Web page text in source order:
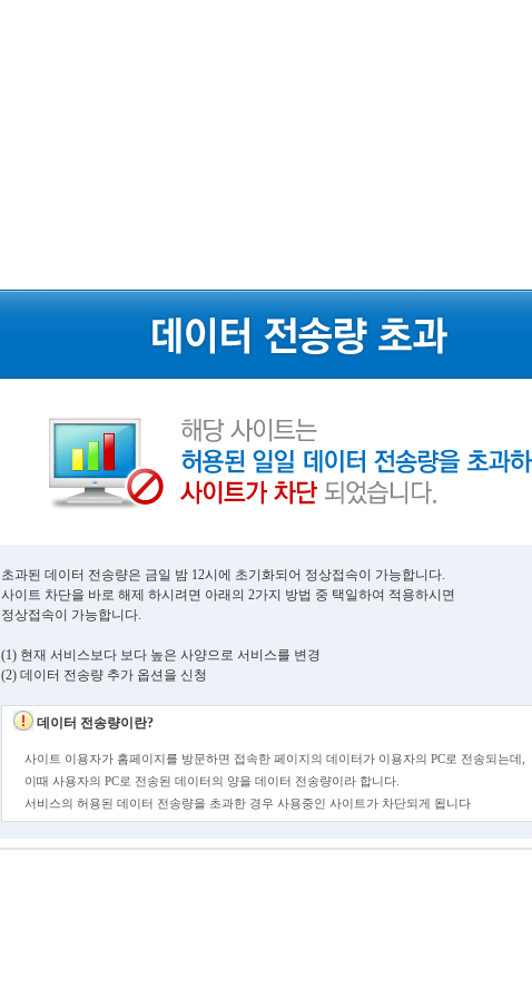
초과된 데이터 전송량은 금일 밤 12시에 초기화되어 정상접속이 가능합니다.
사이트 차단을 바로 해제 하시려면 아래의 2가지 방법 중 택일하여 적용하시면
정상접속이 가능합니다.
(1) 현재 서비스보다 보다 높은 사양으로 서비스를 변경
(2) 데이터 전송량 추가 옵션을 신청
데이터 전송량이란?
사이트 이용자가 홈페이지를 방문하면 접속한 페이지의 데이터가 이용자의 PC로 전송되는데,
이때 사용자의 PC로 전송된 데이터의 양을 데이터 전송량이라 합니다.
서비스의 허용된 데이터 전송량을 초과한 경우 사용중인 사이트가 차단되게 됩니다